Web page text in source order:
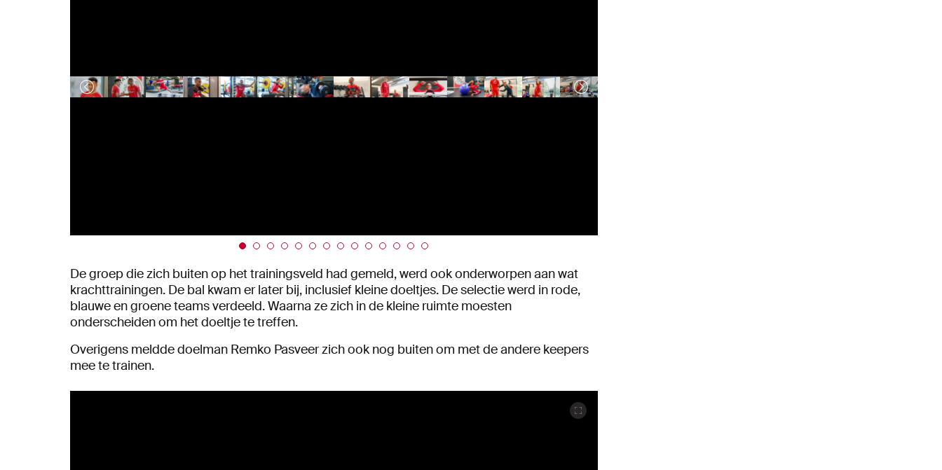
De groep die zich buiten op het trainingsveld had gemeld, werd ook onderworpen aan wat
krachttrainingen. De bal kwam er later bij, inclusief kleine doeltjes. De selectie werd in rode,
blauwe en groene teams verdeeld. Waarna ze zich in de kleine ruimte moesten
onderscheiden om het doeltje te treffen.
Overigens meldde doelman Remko Pasveer zich ook nog buiten om met de andere keepers
mee te trainen.